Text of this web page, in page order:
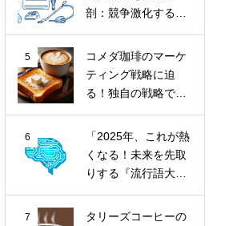
剖：競争激化する家
「お、ねだん以
上。」の価値提供
5
コメダ珈琲のマーケ
ティング戦略に迫
る！独自の戦略で喫
6
「2025年、これが熱
くなる！未来を先取
りする『流行語大賞
心トレンド」
7
タリーズコーヒーの